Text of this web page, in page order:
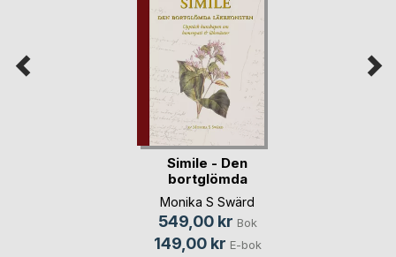
Simile - Den
bortglömda
läkekonsten
Monika S Swärd
549,00 kr Bok
149,00 kr E-bok